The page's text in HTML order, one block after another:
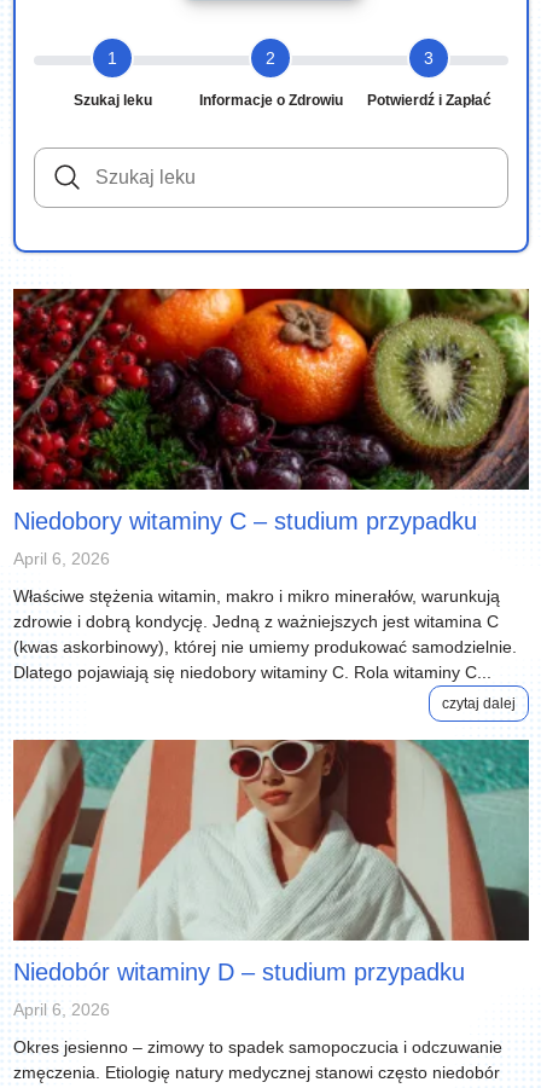
1
Szukaj leku
2
Informacje o Zdrowiu
3
Potwierdź i Zapłać
Niedobory witaminy C – studium przypadku
April 6, 2026
Właściwe stężenia witamin, makro i mikro minerałów, warunkują
zdrowie i dobrą kondycję. Jedną z ważniejszych jest witamina C
(kwas askorbinowy), której nie umiemy produkować samodzielnie.
Dlatego pojawiają się niedobory witaminy C. Rola witaminy C...
czytaj dalej
Niedobór witaminy D – studium przypadku
April 6, 2026
Okres jesienno – zimowy to spadek samopoczucia i odczuwanie
zmęczenia. Etiologię natury medycznej stanowi często niedobór